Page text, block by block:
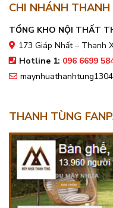
CHI NHÁNH
TỔNG KHO NỘI THẤT
173 Giáp Nhất – Thanh
Hotline 1: 096 6699
THANH TÙNG